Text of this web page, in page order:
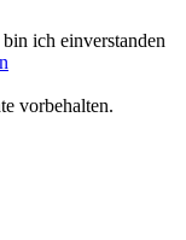
bin ich einverstanden
vorbehalten.